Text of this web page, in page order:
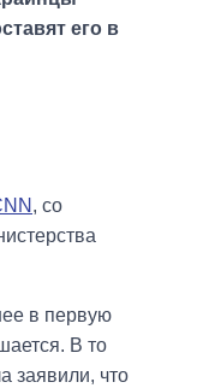
его в
, со
в первую
В то
заявили, что